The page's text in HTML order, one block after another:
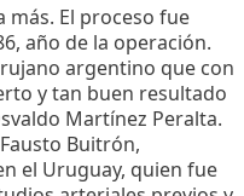
El proceso fue
año de la operación.
argentino que con
y tan buen resultado
Martínez Peralta.
Buitrón,
el Uruguay, quien fue